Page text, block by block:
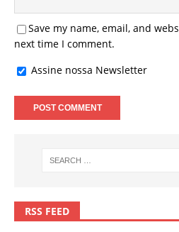
Save my name, email, and
next time I comment.
Assine nossa Newsletter
RSS FEED